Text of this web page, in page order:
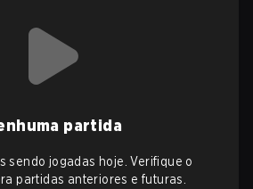
partida
sendo jogadas hoje. Verifique o
partidas anteriores e futuras.